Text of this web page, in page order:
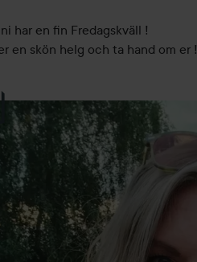
har en fin Fredagskväll !
en skön helg och ta hand om er !